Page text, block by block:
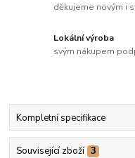
děkujeme novým i
Lokální výroba
svým nákupem
Kompletní specifikace
Související zboží 3